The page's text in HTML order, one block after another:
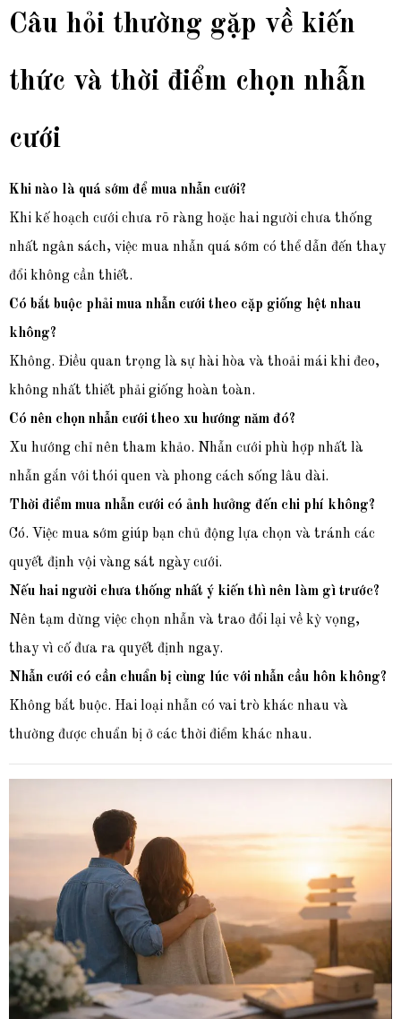
Câu hỏi thường gặp về kiến
thức và thời điểm chọn nhẫn
cưới
Khi nào là quá sớm để mua nhẫn cưới?
Khi kế hoạch cưới chưa rõ ràng hoặc hai người chưa thống
nhất ngân sách, việc mua nhẫn quá sớm có thể dẫn đến thay
đổi không cần thiết.
Có bắt buộc phải mua nhẫn cưới theo cặp giống hệt nhau
không?
Không. Điều quan trọng là sự hài hòa và thoải mái khi đeo,
không nhất thiết phải giống hoàn toàn.
Có nên chọn nhẫn cưới theo xu hướng năm đó?
Xu hướng chỉ nên tham khảo. Nhẫn cưới phù hợp nhất là
nhẫn gắn với thói quen và phong cách sống lâu dài.
Thời điểm mua nhẫn cưới có ảnh hưởng đến chi phí không?
Có. Việc mua sớm giúp bạn chủ động lựa chọn và tránh các
quyết định vội vàng sát ngày cưới.
Nếu hai người chưa thống nhất ý kiến thì nên làm gì trước?
Nên tạm dừng việc chọn nhẫn và trao đổi lại về kỳ vọng,
thay vì cố đưa ra quyết định ngay.
Nhẫn cưới có cần chuẩn bị cùng lúc với nhẫn cầu hôn không?
Không bắt buộc. Hai loại nhẫn có vai trò khác nhau và
thường được chuẩn bị ở các thời điểm khác nhau.